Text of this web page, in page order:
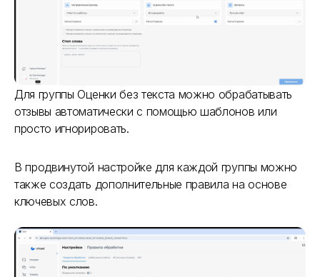
Для группы Оценки без текста можно обрабатывать
отзывы автоматически с помощью шаблонов или
просто игнорировать.
В продвинутой настройке для каждой группы можно
также создать дополнительные правила на основе
ключевых слов.
Как вас зовут?